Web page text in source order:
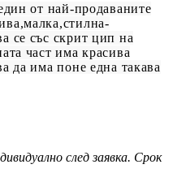
от най-продаваните
се със скрит цип на
част има красива
да има поне една такава
след заявка. Срок